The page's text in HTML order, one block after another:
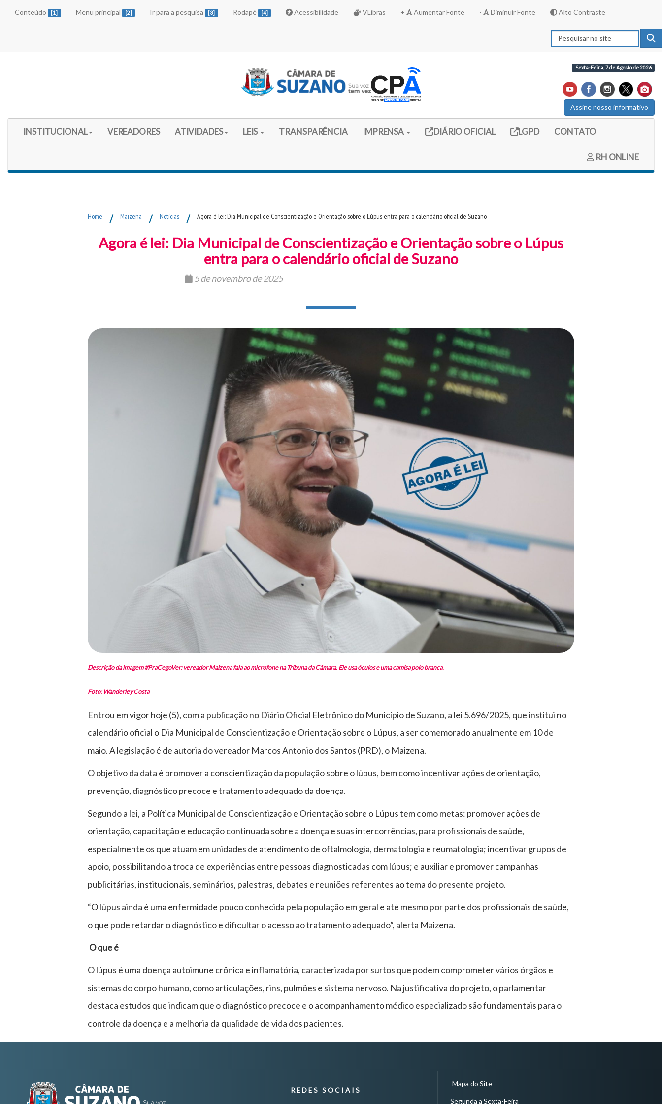
Conteúdo [1] Menu principal [2] Ir para a pesquisa [3] Rodapé [4] Acessibilidade VLibras + Aumentar Fonte - Diminuir Fonte Alto Contraste
Sexta-Feira, 7 de Agosto de 2026
Assine nosso informativo
Início do Menu Principal
INSTITUCIONAL VEREADORES ATIVIDADES LEIS TRANSPARÊNCIA IMPRENSA Link externo (site do diario oficial do legislativo)
DIÁRIO OFICIAL Link externo (site com informações LGPD)
LGPD CONTATO
RH ONLINE
Home / Maizena / Notícias / Agora é lei: Dia Municipal de Conscientização e Orientação sobre o Lúpus entra para o calendário oficial de Suzano
Agora é lei: Dia Municipal de Conscientização e Orientação sobre o Lúpus
entra para o calendário oficial de Suzano
5 de novembro de 2025
Descrição da imagem #PraCegoVer: vereador Maizena fala ao microfone na Tribuna da Câmara. Ele usa óculos e uma camisa polo branca.
Foto: Wanderley Costa
Entrou em vigor hoje (5), com a publicação no Diário Oficial Eletrônico do Município de Suzano, a lei 5.696/2025, que institui no
calendário oficial o Dia Municipal de Conscientização e Orientação sobre o Lúpus, a ser comemorado anualmente em 10 de
maio. A legislação é de autoria do vereador Marcos Antonio dos Santos (PRD), o Maizena.
O objetivo da data é promover a conscientização da população sobre o lúpus, bem como incentivar ações de orientação,
prevenção, diagnóstico precoce e tratamento adequado da doença.
Segundo a lei, a Política Municipal de Conscientização e Orientação sobre o Lúpus tem como metas: promover ações de
orientação, capacitação e educação continuada sobre a doença e suas intercorrências, para profissionais de saúde,
especialmente os que atuam em unidades de atendimento de oftalmologia, dermatologia e reumatologia; incentivar grupos de
apoio, possibilitando a troca de experiências entre pessoas diagnosticadas com lúpus; e auxiliar e promover campanhas
publicitárias, institucionais, seminários, palestras, debates e reuniões referentes ao tema do presente projeto.
“O lúpus ainda é uma enfermidade pouco conhecida pela população em geral e até mesmo por parte dos profissionais de saúde,
o que pode retardar o diagnóstico e dificultar o acesso ao tratamento adequado”, alerta Maizena.
O que é
O lúpus é uma doença autoimune crônica e inflamatória, caracterizada por surtos que podem comprometer vários órgãos e
sistemas do corpo humano, como articulações, rins, pulmões e sistema nervoso. Na justificativa do projeto, o parlamentar
destaca estudos que indicam que o diagnóstico precoce e o acompanhamento médico especializado são fundamentais para o
controle da doença e a melhoria da qualidade de vida dos pacientes.
REDES SOCIAIS
Mapa do Site
Segunda a Sexta-Feira